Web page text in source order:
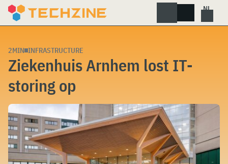
Skip
2MIN INFRASTRUCTURE
Ziekenhuis Arnhem lost IT-
storing op